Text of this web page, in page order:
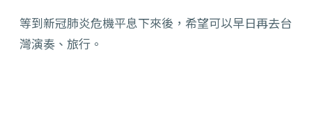
等到新冠肺炎危機平息下來後，希望可以早日再去台
灣演奏、旅行。